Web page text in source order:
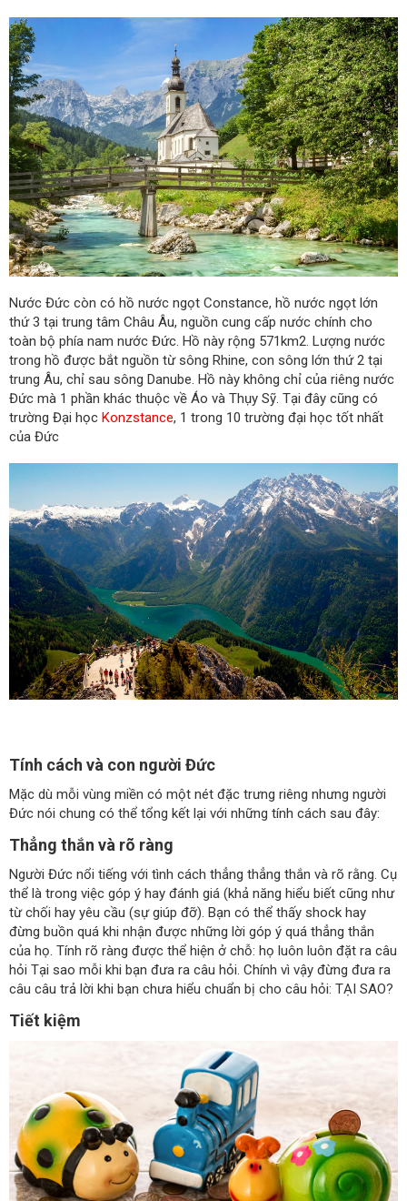
Nước Đức còn có hồ nước ngọt Constance, hồ nước ngọt lớn
thứ 3 tại trung tâm Châu Âu, nguồn cung cấp nước chính cho
toàn bộ phía nam nước Đức. Hồ này rộng 571km2. Lượng nước
trong hồ được bắt nguồn từ sông Rhine, con sông lớn thứ 2 tại
trung Âu, chỉ sau sông Danube. Hồ này không chỉ của riêng nước
Đức mà 1 phần khác thuộc về Áo và Thụy Sỹ. Tại đây cũng có
trường Đại học Konzstance, 1 trong 10 trường đại học tốt nhất
của Đức
Tính cách và con người Đức
Mặc dù mỗi vùng miền có một nét đặc trưng riêng nhưng người
Đức nói chung có thể tổng kết lại với những tính cách sau đây:
Thẳng thắn và rõ ràng
Người Đức nổi tiếng với tình cách thẳng thẳng thắn và rõ rằng. Cụ
thể là trong việc góp ý hay đánh giá (khả năng hiểu biết cũng như
từ chối hay yêu cầu (sự giúp đỡ). Bạn có thể thấy shock hay
đừng buồn quá khi nhận được những lời góp ý quá thẳng thắn
của họ. Tính rõ ràng được thể hiện ở chỗ: họ luôn luôn đặt ra câu
hỏi Tại sao mỗi khi bạn đưa ra câu hỏi. Chính vì vậy đừng đưa ra
câu câu trả lời khi bạn chưa hiểu chuẩn bị cho câu hỏi: TẠI SAO?
Tiết kiệm